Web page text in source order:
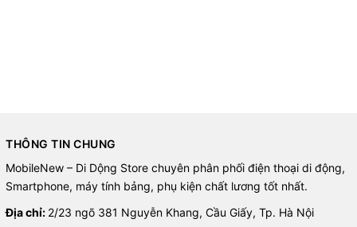
THÔNG TIN CHUNG
MobileNew – Di Dộng Store chuyên phân phối điện thoại di động,
Smartphone, máy tính bảng, phụ kiện chất lương tốt nhất.
Địa chỉ: 2/23 ngõ 381 Nguyễn Khang, Cầu Giấy, Tp. Hà Nội